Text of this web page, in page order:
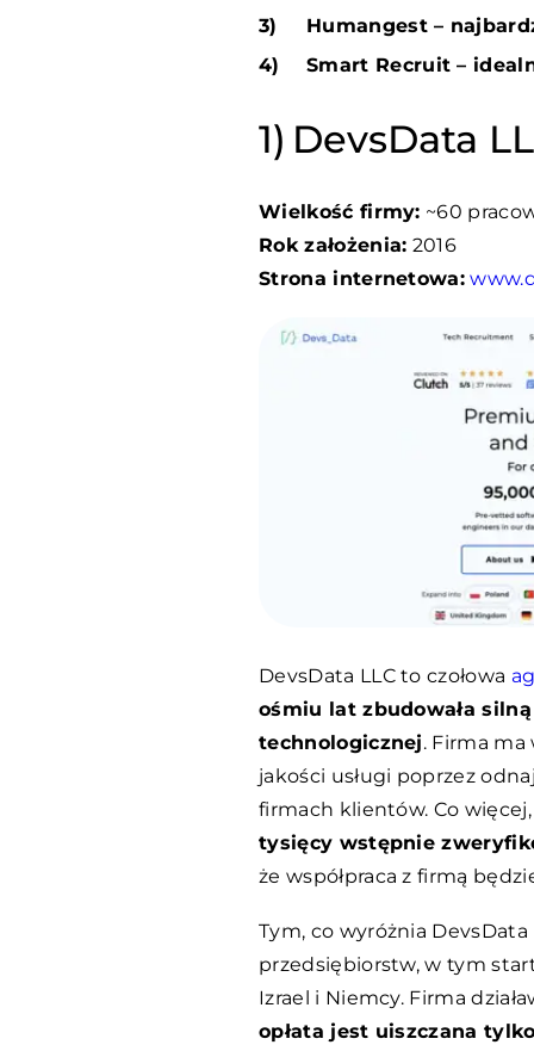
Humangest –
Smart Recruit –
DevsData
Wielkość firmy: ~60
Rok założenia: 2016
Strona internetowa:
DevsData LLC to czołowa
ośmiu lat zbudowała
technologicznej. Firma
jakości usługi poprzez
firmach klientów. Co
tysięcy wstępnie
że współpraca z firmą
Tym, co wyróżnia
przedsiębiorstw, w tym
Izrael i Niemcy. Firma
opłata jest uiszczana